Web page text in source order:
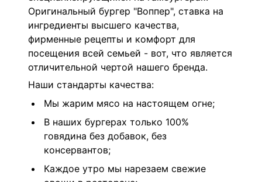
Оригинальный бургер "Воппер", ставка на
ингредиенты высшего качества,
фирменные рецепты и комфорт для
посещения всей семьей - вот, что является
отличительной чертой нашего бренда.
Наши стандарты качества:
Мы жарим мясо на настоящем огне;
В наших бургерах только 100%
говядина без добавок, без
консервантов;
Каждое утро мы нарезаем свежие